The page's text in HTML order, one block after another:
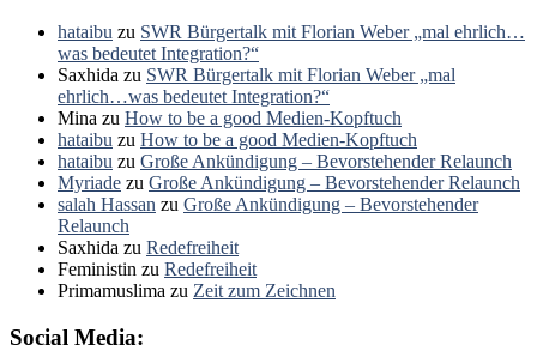
hataibu zu SWR Bürgertalk mit Florian Weber „mal ehrlich…
was bedeutet Integration?“
Saxhida zu SWR Bürgertalk mit Florian Weber „mal
ehrlich…was bedeutet Integration?“
Mina zu How to be a good Medien-Kopftuch
hataibu zu How to be a good Medien-Kopftuch
hataibu zu Große Ankündigung – Bevorstehender Relaunch
Myriade zu Große Ankündigung – Bevorstehender Relaunch
salah Hassan zu Große Ankündigung – Bevorstehender
Relaunch
Saxhida zu Redefreiheit
Feministin zu Redefreiheit
Primamuslima zu Zeit zum Zeichnen
Social Media: